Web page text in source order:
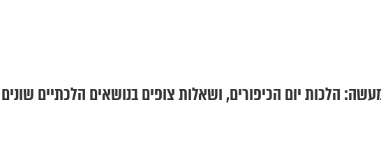
הלכות יום הכיפורים, ושאלות צופים בנושאים הלכתיים שונים